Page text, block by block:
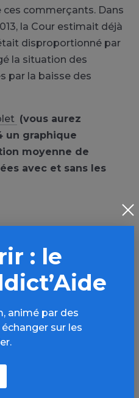
ces commerçants. Dans
la Cour estimait déjà
disproportionné par
la situation des
par la baisse des
(vous aurez
un graphique
moyenne de
avec et sans les
Mail
WhatsApp
: le
animé par des
sur les